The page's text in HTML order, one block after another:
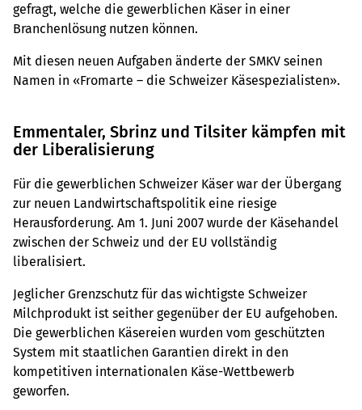
gefragt, welche die gewerblichen Käser in einer
Branchenlösung nutzen können.
Mit diesen neuen Aufgaben änderte der SMKV seinen
Namen in «Fromarte – die Schweizer Käsespezialisten».
Emmentaler, Sbrinz und Tilsiter kämpfen mit
der Liberalisierung
Für die gewerblichen Schweizer Käser war der Übergang
zur neuen Landwirtschaftspolitik eine riesige
Herausforderung. Am 1. Juni 2007 wurde der Käsehandel
zwischen der Schweiz und der EU vollständig
liberalisiert.
Jeglicher Grenzschutz für das wichtigste Schweizer
Milchprodukt ist seither gegenüber der EU aufgehoben.
Die gewerblichen Käsereien wurden vom geschützten
System mit staatlichen Garantien direkt in den
kompetitiven internationalen Käse-Wettbewerb
geworfen.